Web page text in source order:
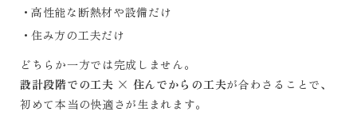
高性能な断熱材や設備だけ
住み方の工夫だけ
どちらか一方では完成しません。
設計段階での工夫 × 住んでからの工夫が合わさることで、
初めて本当の快適さが生まれます。